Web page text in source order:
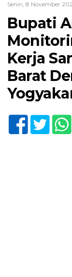
Senin, 8 November
Bupati
Kerja
Barat